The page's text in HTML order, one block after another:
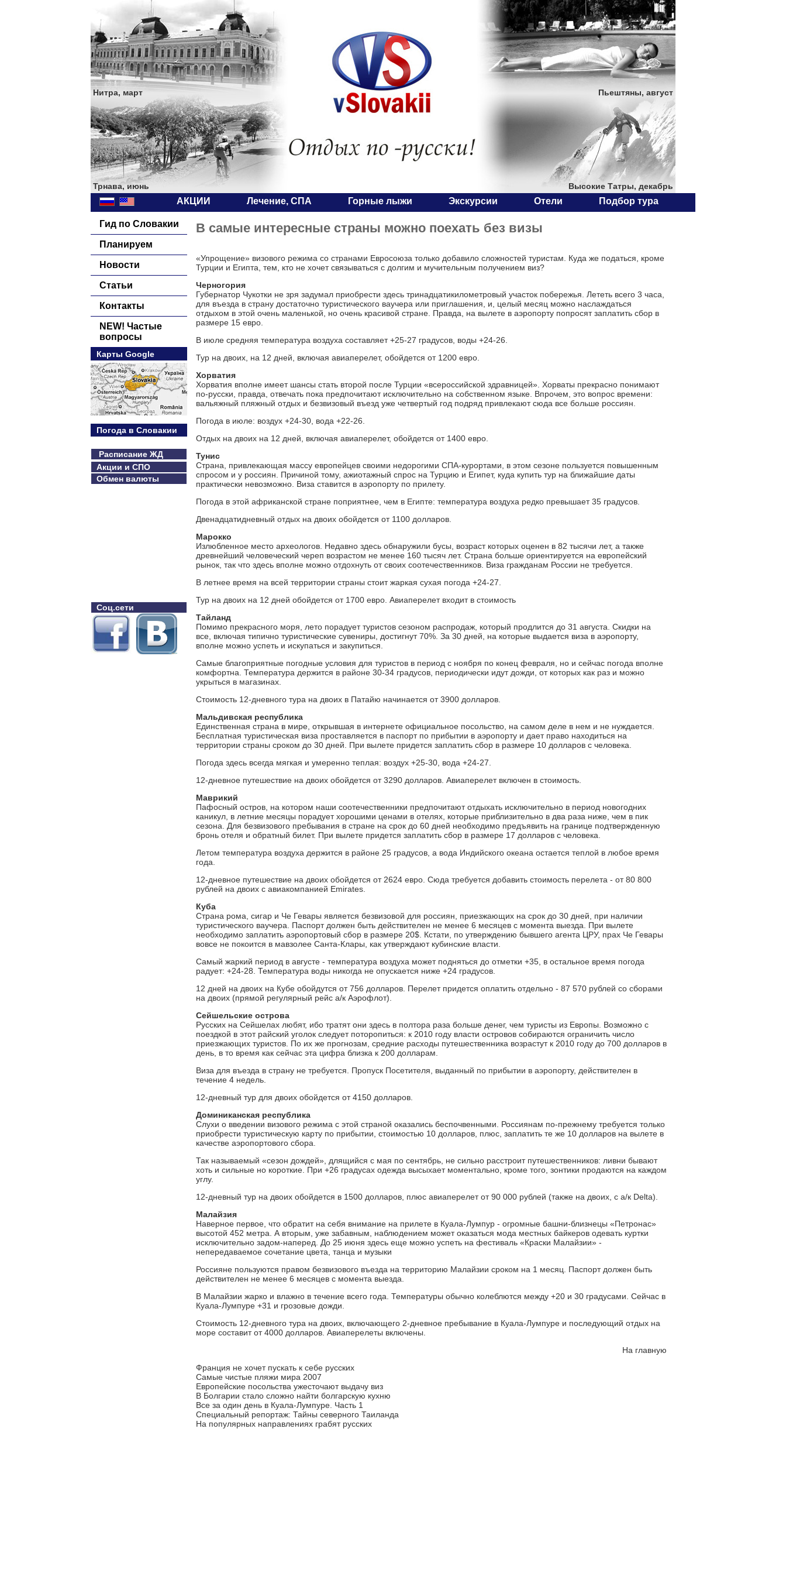
Нитра, март
Трнава, июнь
Пьештяны, август
Высокие Татры, декабрь
АКЦИИ Лечение, СПА Горные лыжи Экскурсии Отели Подбор тура
Гид по Словакии
Планируем
Новости
Статьи
Контакты
NEW! Частые
вопросы
Карты Google
Погода в Словакии
Расписание ЖД
Акции и СПО
Обмен валюты
Соц.сети
В самые интересные страны можно поехать без визы
«Упрощение» визового режима со странами Евросоюза только добавило сложностей туристам. Куда же податься, кроме
Турции и Египта, тем, кто не хочет связываться с долгим и мучительным получением виз?
Черногория
Губернатор Чукотки не зря задумал приобрести здесь тринадцатикилометровый участок побережья. Лететь всего 3 часа,
для въезда в страну достаточно туристического ваучера или приглашения, и, целый месяц можно наслаждаться
отдыхом в этой очень маленькой, но очень красивой стране. Правда, на вылете в аэропорту попросят заплатить сбор в
размере 15 евро.
В июле средняя температура воздуха составляет +25-27 градусов, воды +24-26.
Тур на двоих, на 12 дней, включая авиаперелет, обойдется от 1200 евро.
Хорватия
Хорватия вполне имеет шансы стать второй после Турции «всероссийской здравницей». Хорваты прекрасно понимают
по-русски, правда, отвечать пока предпочитают исключительно на собственном языке. Впрочем, это вопрос времени:
вальяжный пляжный отдых и безвизовый въезд уже четвертый год подряд привлекают сюда все больше россиян.
Погода в июле: воздух +24-30, вода +22-26.
Отдых на двоих на 12 дней, включая авиаперелет, обойдется от 1400 евро.
Тунис
Страна, привлекающая массу европейцев своими недорогими СПА-курортами, в этом сезоне пользуется повышенным
спросом и у россиян. Причиной тому, ажиотажный спрос на Турцию и Египет, куда купить тур на ближайшие даты
практически невозможно. Виза ставится в аэропорту по прилету.
Погода в этой африканской стране поприятнее, чем в Египте: температура воздуха редко превышает 35 градусов.
Двенадцатидневный отдых на двоих обойдется от 1100 долларов.
Марокко
Излюбленное место археологов. Недавно здесь обнаружили бусы, возраст которых оценен в 82 тысячи лет, а также
древнейший человеческий череп возрастом не менее 160 тысяч лет. Страна больше ориентируется на европейский
рынок, так что здесь вполне можно отдохнуть от своих соотечественников. Виза гражданам России не требуется.
В летнее время на всей территории страны стоит жаркая сухая погода +24-27.
Тур на двоих на 12 дней обойдется от 1700 евро. Авиаперелет входит в стоимость
Тайланд
Помимо прекрасного моря, лето порадует туристов сезоном распродаж, который продлится до 31 августа. Скидки на
все, включая типично туристические сувениры, достигнут 70%. За 30 дней, на которые выдается виза в аэропорту,
вполне можно успеть и искупаться и закупиться.
Самые благоприятные погодные условия для туристов в период с ноября по конец февраля, но и сейчас погода вполне
комфортна. Температура держится в районе 30-34 градусов, периодически идут дожди, от которых как раз и можно
укрыться в магазинах.
Стоимость 12-дневного тура на двоих в Патайю начинается от 3900 долларов.
Мальдивская республика
Единственная страна в мире, открывшая в интернете официальное посольство, на самом деле в нем и не нуждается.
Бесплатная туристическая виза проставляется в паспорт по прибытии в аэропорту и дает право находиться на
территории страны сроком до 30 дней. При вылете придется заплатить сбор в размере 10 долларов с человека.
Погода здесь всегда мягкая и умеренно теплая: воздух +25-30, вода +24-27.
12-дневное путешествие на двоих обойдется от 3290 долларов. Авиаперелет включен в стоимость.
Маврикий
Пафосный остров, на котором наши соотечественники предпочитают отдыхать исключительно в период новогодних
каникул, в летние месяцы порадует хорошими ценами в отелях, которые приблизительно в два раза ниже, чем в пик
сезона. Для безвизового пребывания в стране на срок до 60 дней необходимо предъявить на границе подтвержденную
бронь отеля и обратный билет. При вылете придется заплатить сбор в размере 17 долларов с человека.
Летом температура воздуха держится в районе 25 градусов, а вода Индийского океана остается теплой в любое время
года.
12-дневное путешествие на двоих обойдется от 2624 евро. Сюда требуется добавить стоимость перелета - от 80 800
рублей на двоих с авиакомпанией Emirates.
Куба
Страна рома, сигар и Че Гевары является безвизовой для россиян, приезжающих на срок до 30 дней, при наличии
туристического ваучера. Паспорт должен быть действителен не менее 6 месяцев с момента выезда. При вылете
необходимо заплатить аэропортовый сбор в размере 20$. Кстати, по утверждению бывшего агента ЦРУ, прах Че Гевары
вовсе не покоится в мавзолее Санта-Клары, как утверждают кубинские власти.
Самый жаркий период в августе - температура воздуха может подняться до отметки +35, в остальное время погода
радует: +24-28. Температура воды никогда не опускается ниже +24 градусов.
12 дней на двоих на Кубе обойдутся от 756 долларов. Перелет придется оплатить отдельно - 87 570 рублей со сборами
на двоих (прямой регулярный рейс а/к Аэрофлот).
Сейшельские острова
Русских на Сейшелах любят, ибо тратят они здесь в полтора раза больше денег, чем туристы из Европы. Возможно с
поездкой в этот райский уголок следует поторопиться: к 2010 году власти островов собираются ограничить число
приезжающих туристов. По их же прогнозам, средние расходы путешественника возрастут к 2010 году до 700 долларов в
день, в то время как сейчас эта цифра близка к 200 долларам.
Виза для въезда в страну не требуется. Пропуск Посетителя, выданный по прибытии в аэропорту, действителен в
течение 4 недель.
12-дневный тур для двоих обойдется от 4150 долларов.
Доминиканская республика
Слухи о введении визового режима с этой страной оказались беспочвенными. Россиянам по-прежнему требуется только
приобрести туристическую карту по прибытии, стоимостью 10 долларов, плюс, заплатить те же 10 долларов на вылете в
качестве аэропортового сбора.
Так называемый «сезон дождей», длящийся с мая по сентябрь, не сильно расстроит путешественников: ливни бывают
хоть и сильные но короткие. При +26 градусах одежда высыхает моментально, кроме того, зонтики продаются на каждом
углу.
12-дневный тур на двоих обойдется в 1500 долларов, плюс авиаперелет от 90 000 рублей (также на двоих, с а/к Delta).
Малайзия
Наверное первое, что обратит на себя внимание на прилете в Куала-Лумпур - огромные башни-близнецы «Петронас»
высотой 452 метра. А вторым, уже забавным, наблюдением может оказаться мода местных байкеров одевать куртки
исключительно задом-наперед. До 25 июня здесь еще можно успеть на фестиваль «Краски Малайзии» -
непередаваемое сочетание цвета, танца и музыки
Россияне пользуются правом безвизового въезда на территорию Малайзии сроком на 1 месяц. Паспорт должен быть
действителен не менее 6 месяцев с момента выезда.
В Малайзии жарко и влажно в течение всего года. Температуры обычно колеблются между +20 и 30 градусами. Сейчас в
Куала-Лумпуре +31 и грозовые дожди.
Стоимость 12-дневного тура на двоих, включающего 2-дневное пребывание в Куала-Лумпуре и последующий отдых на
море составит от 4000 долларов. Авиаперелеты включены.
На главную
Франция не хочет пускать к себе русских
Самые чистые пляжи мира 2007
Европейские посольства ужесточают выдачу виз
В Болгарии стало сложно найти болгарскую кухню
Все за один день в Куала-Лумпуре. Часть 1
Специальный репортаж: Тайны северного Таиланда
На популярных направлениях грабят русских